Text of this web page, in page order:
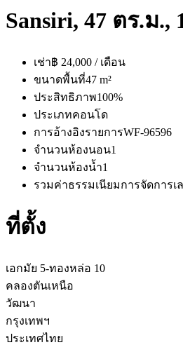
Sansiri, 47 ตร.ม.,
เช่า฿ 24,000 / เดือน
ขนาดพื้นที่47 m²
ประสิทธิภาพ100%
ประเภทคอนโด
การอ้างอิงรายการWF-96596
จำนวนห้องนอน1
จำนวนห้องน้ำ1
รวมค่าธรรมเนียมการจัดการเ
ที่ตั้ง
เอกมัย 5-ทองหล่อ 10
คลองตันเหนือ
วัฒนา
กรุงเทพฯ
ประเทศไทย